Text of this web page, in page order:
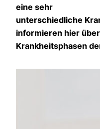
eine sehr
unterschiedliche
informieren hier
Krankheitsphasen